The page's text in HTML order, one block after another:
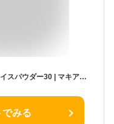
資生堂 マキアージュドラマティックフェイスパウダー30 | マキアージュ フェイスパウダー30 フェイスパウダー パウダーファンデーション 仕上げパウダー カバー力 透明感 毛穴レス テカリ防止 マキアージュ パウダー
みる